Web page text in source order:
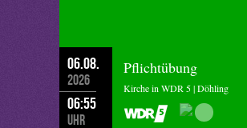
06.08.
2026
06:55
Uhr
Pflichtübung
Kirche in WDR 5 | Döhling